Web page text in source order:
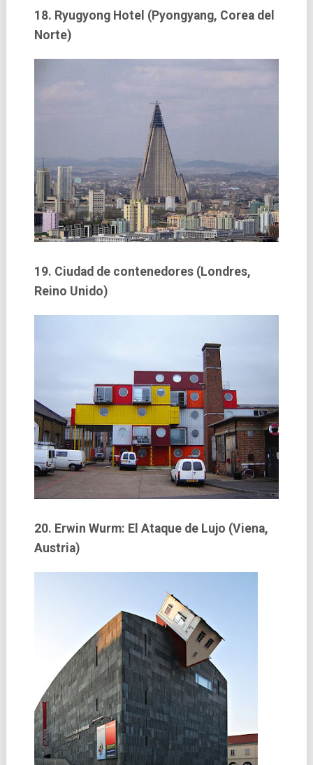
18. Ryugyong Hotel (Pyongyang, Corea del
Norte)
19. Ciudad de contenedores (Londres,
Reino Unido)
20. Erwin Wurm: El Ataque de Lujo (Viena,
Austria)